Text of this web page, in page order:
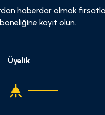
haberdar olmak
kayıt olun.
Üyelik